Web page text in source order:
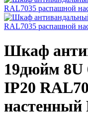
Шкаф
19дюйм 8U
IP20
настенный